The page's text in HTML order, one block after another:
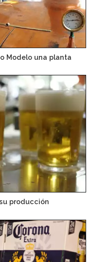
Modelo una planta
producción